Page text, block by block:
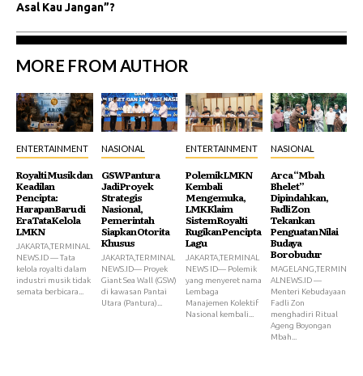
Asal Kau Jangan”?
MORE FROM AUTHOR
ENTERTAINMENT
Royalti Musik dan
Keadilan
Pencipta:
Harapan Baru di
Era Tata Kelola
LMKN
JAKARTA,TERMINAL
NEWS.ID — Tata
kelola royalti dalam
industri musik tidak
semata berbicara...
NASIONAL
GSW Pantura
Jadi Proyek
Strategis
Nasional,
Pemerintah
Siapkan Otorita
Khusus
JAKARTA,TERMINAL
NEWS.ID— Proyek
Giant Sea Wall (GSW)
di kawasan Pantai
Utara (Pantura)...
ENTERTAINMENT
Polemik LMKN
Kembali
Mengemuka,
LMK Klaim
Sistem Royalti
Rugikan Pencipta
Lagu
JAKARTA,TERMINAL
NEWS ID— Polemik
yang menyeret nama
Lembaga
Manajemen Kolektif
Nasional kembali...
NASIONAL
Arca “Mbah
Bhelet”
Dipindahkan,
Fadli Zon
Tekankan
Penguatan Nilai
Budaya
Borobudur
MAGELANG,TERMIN
ALNEWS.ID —
Menteri Kebudayaan
Fadli Zon
menghadiri Ritual
Ageng Boyongan
Mbah...